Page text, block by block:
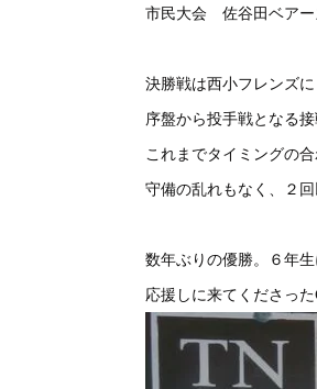
市民大会 佐谷田ベアー
決勝戦は西小フレンズ
序盤から投手戦となる
これまでタイミングの
守備の乱れもなく、２
数年ぶりの優勝。６年
応援しに来てくださっ